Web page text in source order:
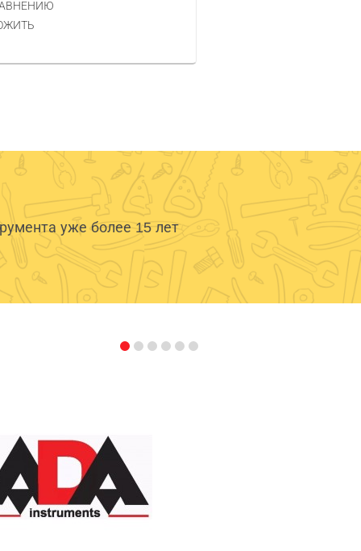
уже более 15 лет